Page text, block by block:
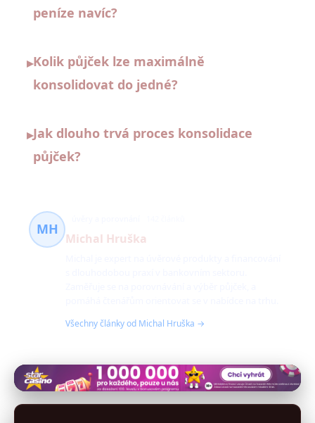
peníze navíc?
▸Kolik půjček lze maximálně
konsolidovat do jedné?
▸Jak dlouho trvá proces konsolidace
půjček?
MH
Michal Hruška
Všechny články od Michal Hruška →